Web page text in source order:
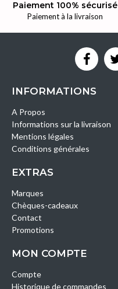
Paiement 100% sécurisé
Paiement à la livraison
INFORMATIONS
A Propos
Informations sur la livraison
Mentions légales
Conditions générales
EXTRAS
Marques
Chèques-cadeaux
Contact
Promotions
MON COMPTE
Compte
Historique de commandes